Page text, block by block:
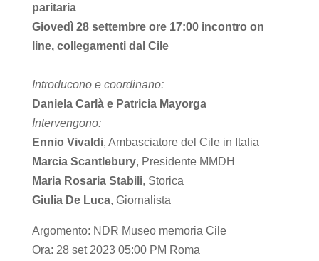
paritaria
Giovedì 28 settembre ore 17:00 incontro on
line, collegamenti dal Cile
Introducono e coordinano:
Daniela Carlà e Patricia Mayorga
Intervengono:
Ennio Vivaldi, Ambasciatore del Cile in Italia
Marcia Scantlebury, Presidente MMDH
Maria Rosaria Stabili, Storica
Giulia De Luca, Giornalista
Argomento: NDR Museo memoria Cile
Ora: 28 set 2023 05:00 PM Roma